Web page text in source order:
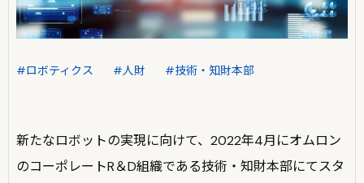
#ロボティクス #人財 #技術・知財本部
新たなロボットの実現に向けて、2022年4月にオムロン
のコーポレートR＆D組織である技術・知財本部にてスタ